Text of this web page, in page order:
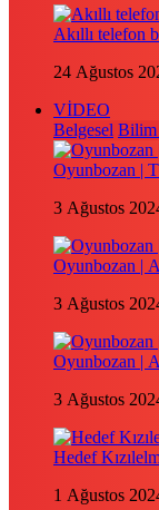
Akıllı telefon
24 Ağustos
VİDEO
Belgesel Bilim
Oyunbozan |
3 Ağustos
Oyunbozan |
3 Ağustos
Oyunbozan |
3 Ağustos
Hedef
1 Ağustos